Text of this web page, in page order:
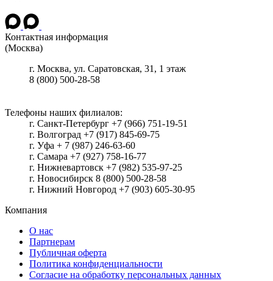
Контактная информация
(Москва)
г. Москва, ул. Саратовская, 31, 1 этаж
8 (800) 500-28-58
Телефоны наших филиалов:
г. Санкт-Петербург +7 (966) 751-19-51
г. Волгоград +7 (917) 845-69-75
г. Уфа + 7 (987) 246-63-60
г. Самара +7 (927) 758-16-77
г. Нижневартовск +7 (982) 535-97-25
г. Новосибирск 8 (800) 500-28-58
г. Нижний Новгород +7 (903) 605-30-95
Компания
О нас
Партнерам
Публичная оферта
Политика конфиденциальности
Согласие на обработку персональных данных